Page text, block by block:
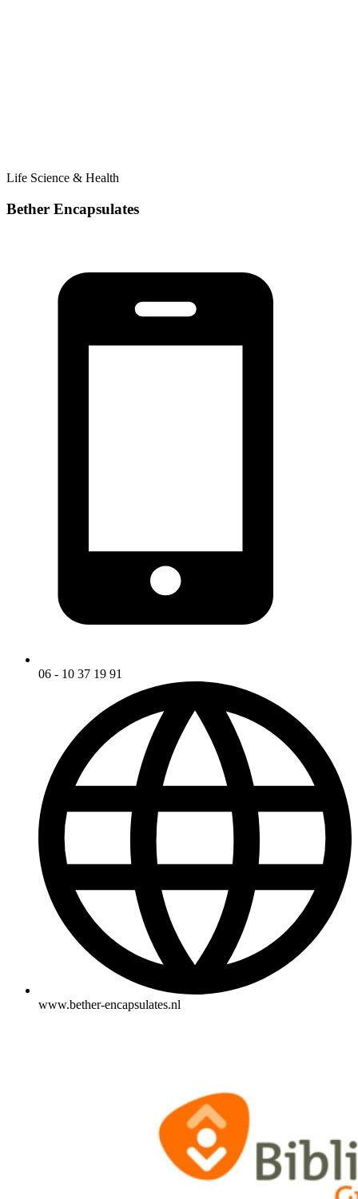
Life Science & Health
Bether Encapsulates
06 - 10 37 19 91
www.bether-encapsulates.nl